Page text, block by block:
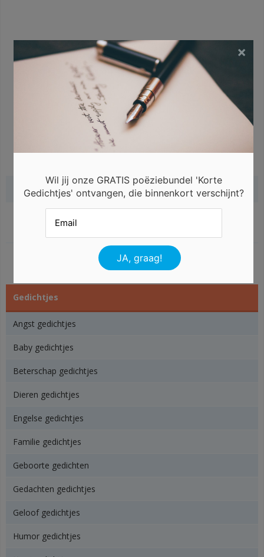
Gerelateerde gedichten
Gedichtjes
Angst gedichtjes
Baby gedichtjes
Beterschap gedichtjes
Dieren gedichtjes
Engelse gedichtjes
Familie gedichtjes
Geboorte gedichten
Gedachten gedichtjes
Geloof gedichtjes
Humor gedichtjes
Wil jij onze GRATIS poëziebundel 'Korte
Gedichtjes' ontvangen, die binnenkort verschijnt?
×